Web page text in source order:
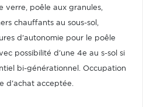
verre, poêle aux granules,
chauffants au sous-sol,
d'autonomie pour le poêle
possibilité d'une 4e au s-sol si
bi-générationnel. Occupation
d'achat acceptée.